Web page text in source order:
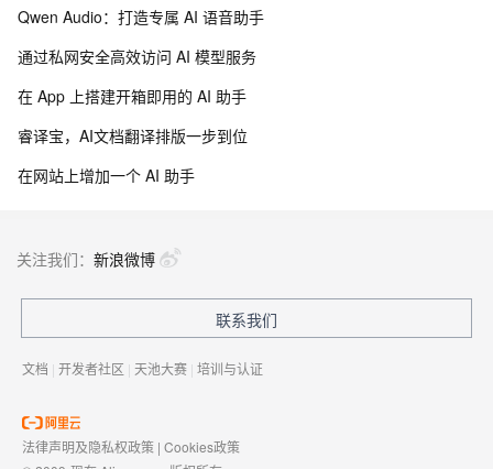
Qwen Audio：打造专属 AI 语音助手
通过私网安全高效访问 AI 模型服务
在 App 上搭建开箱即用的 AI 助手
睿译宝，AI文档翻译排版一步到位
在网站上增加一个 AI 助手
关注我们： 新浪微博
联系我们
文档 | 开发者社区 | 天池大赛 | 培训与认证
法律声明及隐私权政策 | Cookies政策